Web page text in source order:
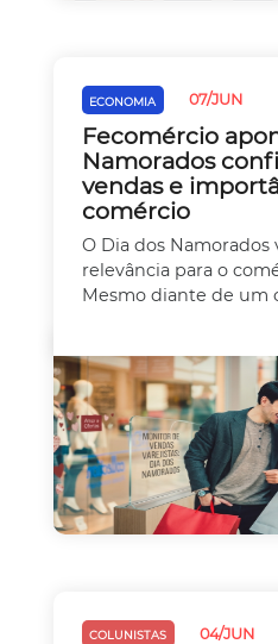
ECONOMIA 07/JUN
Fecomércio
Namorados
vendas e
comércio
O Dia dos
relevância para o
Mesmo diante de um
COLUNISTAS 04/JUN